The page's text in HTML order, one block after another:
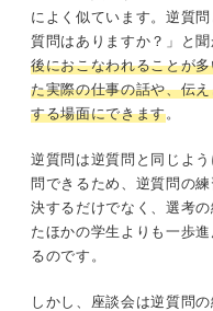
によく似ています。逆質
質問はありますか？」と聞
後におこなわれることが
た実際の仕事の話や、伝
する場面にできます。
逆質問は逆質問と同じよ
問できるため、逆質問の
決するだけでなく、選考
たほかの学生よりも一歩
るのです。
しかし、座談会は逆質問